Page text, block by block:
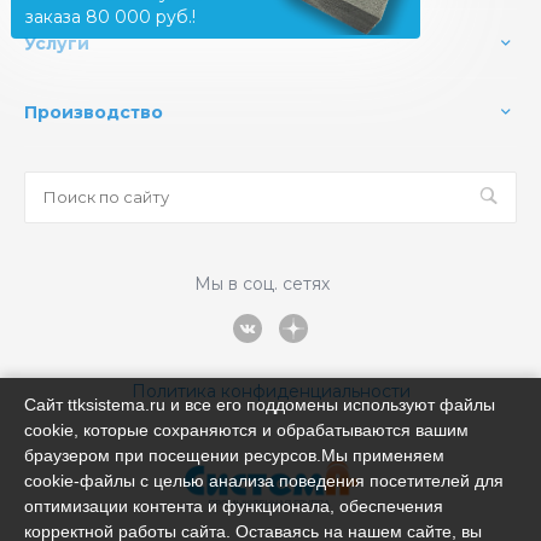
Услуги
Производство
Мы в соц. сетях
Политика конфиденциальности
заказа 80 000 руб.!
Сайт ttksistema.ru и все его поддомены используют файлы
cookie, которые сохраняются и обрабатываются вашим
браузером при посещении ресурсов.Мы применяем
cookie‑файлы с целью анализа поведения посетителей для
оптимизации контента и функционала, обеспечения
корректной работы сайта. Оставаясь на нашем сайте, вы